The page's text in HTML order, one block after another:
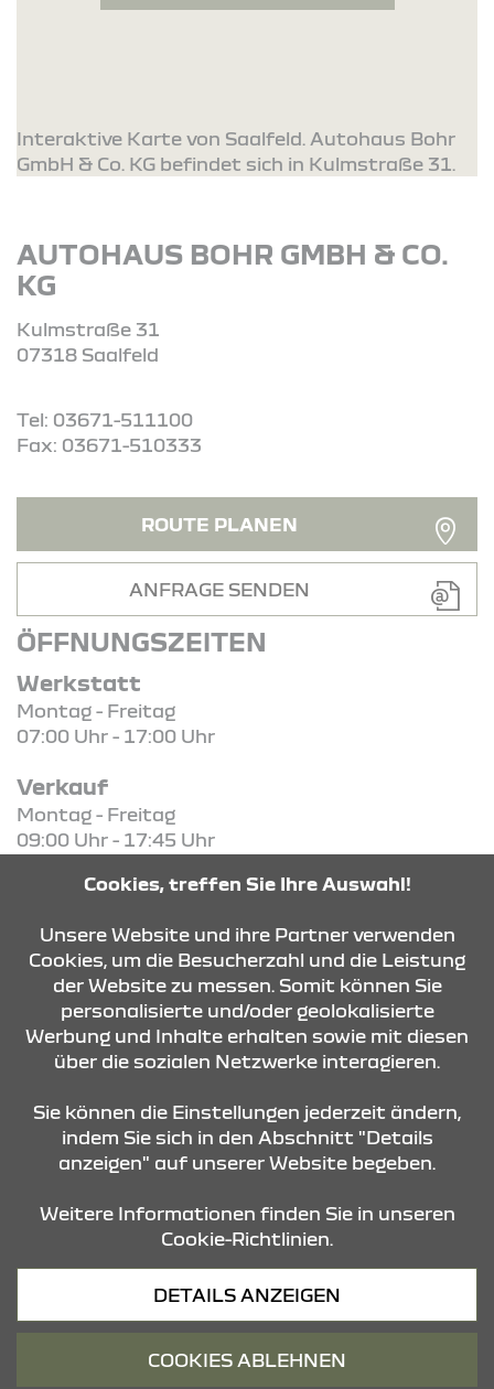
Interaktive Karte von Saalfeld. Autohaus Bohr
GmbH & Co. KG befindet sich in Kulmstraße 31.
AUTOHAUS BOHR GMBH & CO.
KG
Kulmstraße 31
07318 Saalfeld
Tel: 03671-511100
Fax: 03671-510333
ROUTE PLANEN
ANFRAGE SENDEN
ÖFFNUNGSZEITEN
Werkstatt
Montag - Freitag
07:00 Uhr - 17:00 Uhr
Verkauf
Montag - Freitag
09:00 Uhr - 17:45 Uhr
ÖFFNUNGSZEITEN
Datenschutz
Cookies, treffen Sie Ihre Auswahl!
Unsere Website und ihre Partner verwenden
Cookies, um die Besucherzahl und die Leistung
der Website zu messen. Somit können Sie
personalisierte und/oder geolokalisierte
Werbung und Inhalte erhalten sowie mit diesen
über die sozialen Netzwerke interagieren.
Sie können die Einstellungen jederzeit ändern,
indem Sie sich in den Abschnitt "Details
anzeigen" auf unserer Website begeben.
Weitere Informationen finden Sie in unseren
Cookie-Richtlinien.
DETAILS ANZEIGEN
COOKIES ABLEHNEN